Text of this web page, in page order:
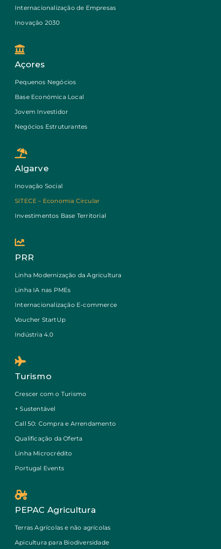
Internacionalização de Empresas
Inovação 2030
Açores
Pequenos Negócios
Base Económica Local
Jovem Investidor
Negócios Estruturantes
Algarve
Inovação Social
SITECE – Economia Circular
Investimentos Base Territorial
PRR
Linha Modernização da Agricultura
Linha IA nas PMEs
Internacionalização E-commerce
Voucher StartUp
Indústria 4.0
Turismo
Crescer com o Turismo
+ Sustentável
Call 50: Compra e Arrendamento
Qualificação da Oferta
Linha Microcrédito
Portugal Events
PEPAC Agricultura
Terras Agrícolas e não agrícolas
Apicultura para Biodiversidade